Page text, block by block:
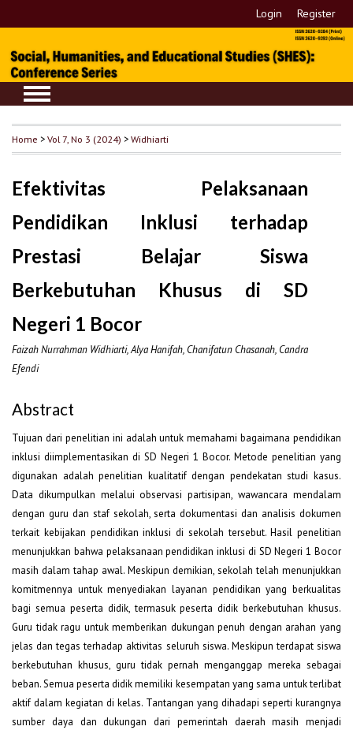
Login Register
Home >Vol 7, No 3 (2024) >Widhiarti
Efektivitas Pelaksanaan
Pendidikan Inklusi terhadap
Prestasi Belajar Siswa
Berkebutuhan Khusus di SD
Negeri 1 Bocor
Faizah Nurrahman Widhiarti, Alya Hanifah, Chanifatun Chasanah, Candra
Efendi
Abstract
Tujuan dari penelitian ini adalah untuk memahami bagaimana pendidikan
inklusi diimplementasikan di SD Negeri 1 Bocor. Metode penelitian yang
digunakan adalah penelitian kualitatif dengan pendekatan studi kasus.
Data dikumpulkan melalui observasi partisipan, wawancara mendalam
dengan guru dan staf sekolah, serta dokumentasi dan analisis dokumen
terkait kebijakan pendidikan inklusi di sekolah tersebut. Hasil penelitian
menunjukkan bahwa pelaksanaan pendidikan inklusi di SD Negeri 1 Bocor
masih dalam tahap awal. Meskipun demikian, sekolah telah menunjukkan
komitmennya untuk menyediakan layanan pendidikan yang berkualitas
bagi semua peserta didik, termasuk peserta didik berkebutuhan khusus.
Guru tidak ragu untuk memberikan dukungan penuh dengan arahan yang
jelas dan tegas terhadap aktivitas seluruh siswa. Meskipun terdapat siswa
berkebutuhan khusus, guru tidak pernah menganggap mereka sebagai
beban. Semua peserta didik memiliki kesempatan yang sama untuk terlibat
aktif dalam kegiatan di kelas. Tantangan yang dihadapi seperti kurangnya
sumber daya dan dukungan dari pemerintah daerah masih menjadi